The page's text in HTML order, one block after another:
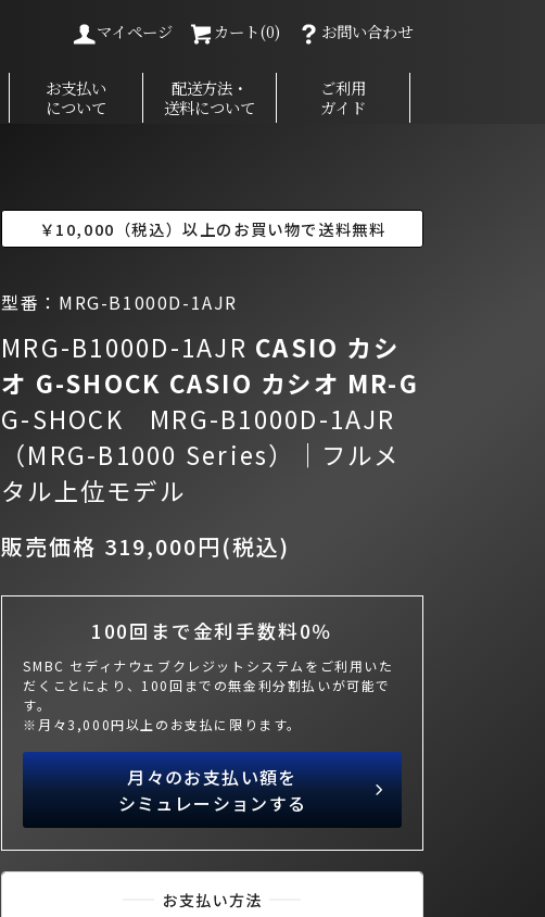
マイページ カート(0) お問い合わせ
お支払い
について
配送方法・
送料について
ご利用
ガイド
￥10,000（税込）以上のお買い物で送料無料
型番：MRG-B1000D-1AJR
MRG-B1000D-1AJR CASIO カシ
オ G-SHOCK CASIO カシオ MR-G
G-SHOCK MRG-B1000D-1AJR
（MRG-B1000 Series）｜フルメ
タル上位モデル
販売価格 319,000円(税込)
100回まで金利手数料0％
SMBC セディナウェブクレジットシステムをご利用いた
だくことにより、100回までの無金利分割払いが可能で
す。
※月々3,000円以上のお支払に限ります。
月々のお支払い額を
シミュレーションする